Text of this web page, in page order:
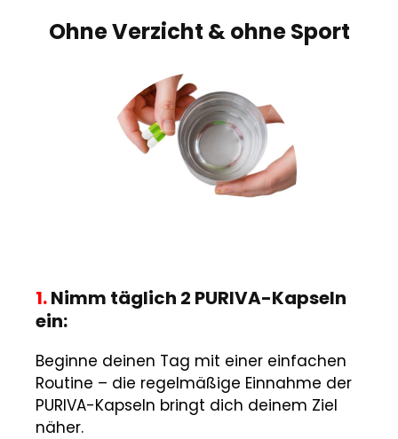
Ohne Verzicht & ohne Sport
1.Nimm täglich 2 PURIVA-Kapseln
ein:
Beginne deinen Tag mit einer einfachen
Routine – die regelmäßige Einnahme der
PURIVA-Kapseln bringt dich deinem Ziel
näher.